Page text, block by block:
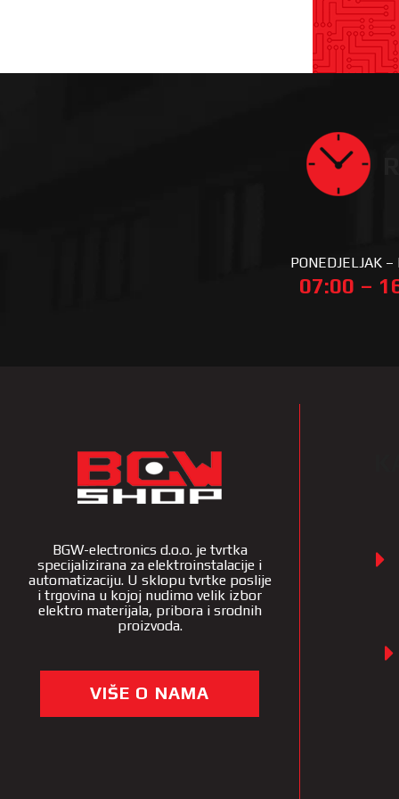
PONEDJELJAK
07:00 –
BGW-electronics d.o.o. je tvrtka
specijalizirana za elektroinstalacije i
automatizaciju. U sklopu tvrtke poslije
i trgovina u kojoj nudimo velik izbor
elektro materijala, pribora i srodnih
proizvoda.
VIŠE O NAMA